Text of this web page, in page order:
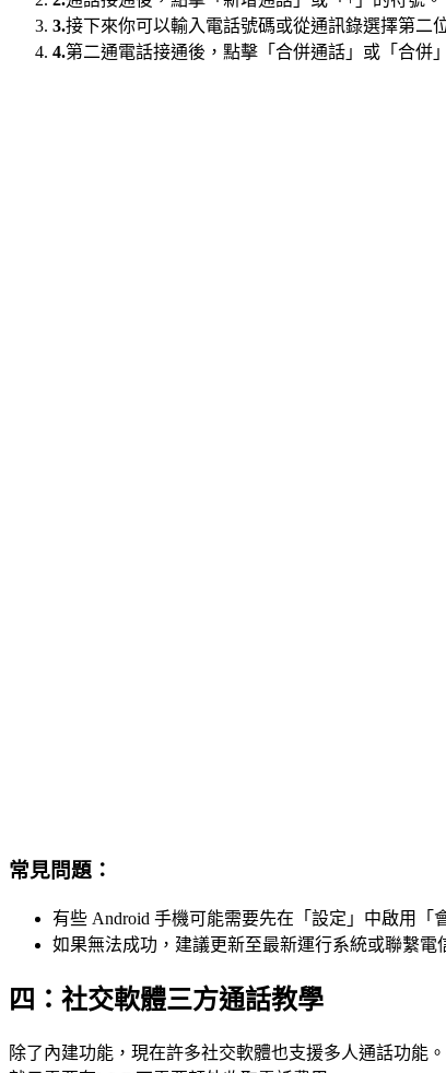
3.接下來你可以輸入電話號碼或從通訊錄選擇第二
4.第二通電話接通後，點擊「合併通話」或「合併
常見問題：
有些 Android 手機可能需要先在「設定」中啟用「
如果無法成功，建議更新至最新運行系統或聯繫電
四：社交軟體三方通話教學
除了內建功能，現在許多社交軟體也支援多人通話功能